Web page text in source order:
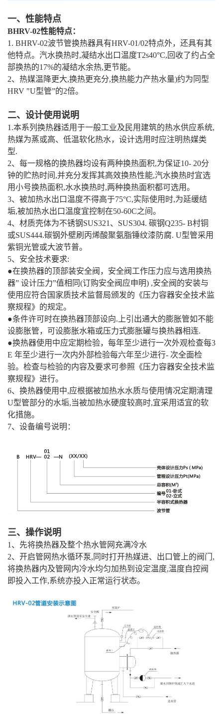
一、性能特点
BHRV-02性能特点：
1. BHRV-02波节管换热器具有HRV-01/02特点外，还具有其
他特点。汽水换热时,凝结水出口温度T2s40°C,回收了约占全
部换热的17%的凝结水余热,更节能。
2、热媒温降更大,换热更充分,换热能力产热水量)约为同型
HRV "U型管”的2倍。
二、设计使用说明
1.本系列换热器适用于一般工业及民用建筑的热水供应系统,
热媒为蒸或高、低温软化热水，设计选用时应注明热媒类
型.
2、每一规格的换热器均设有两种换热面积,为保证10- 20分
钟的贮热时间,并充分发挥其高效换热性能,汽水换热时宜选
用小号换热面积,水水换热时,两种换热面积都可选用。
3、被加热水出口温度不得高于75°C,实际使用时,为延缓结
垢,被加热水出口温度宜控制在50-60C之间。
4、材质壳体为不锈钢SUS321、SUS304. 碳钢Q235- B村铜
或SUS444.碳钢外壁刷丙烯酸聚氨脂锤纹漆防腐. U型管采用
紫铜光管或大波节普。
5、安全技术要求:
●在换热器的顶部装安全阀，安全阀工作压力应与选用换热
器” 设计压力”值相同(订购安全阀应申明) ,安全阀的安装与
使用应符合国家质技术监督局颁发的《压力容器安全技术监
察规程》的规定。
●条件许可时在换热器顶部设向.上引出通大的膨胀管如不能
设膨胀管，可设膨胀水箱或压力式膨胀罐与换热器相连.
●换热器使用中应定期检验，每年至少进行一次外观检查每3
E 年至少进行一次内外部检验每六年至少进行- 次全面检
验。检查与检验的内容及要求可参照《压力容器安全技术监
察规程》进行。
6、换热器使用中,应根据被加热水水质与使用情况定期清理
U型管部分的水垢,当被加热水硬度较高时,宜采用适宜的软
化措施。
7、设备编号说明：
三、操作说明
1、先将换热器及整个热水管网充满冷水
2、开启管网热水循环泵,同时打开热媒进、出口管上的阀门,
将换热器内及管网内冷水均匀加热到设定温度,温度自控阀
即投入工作,系统亦投入正常运行状态。